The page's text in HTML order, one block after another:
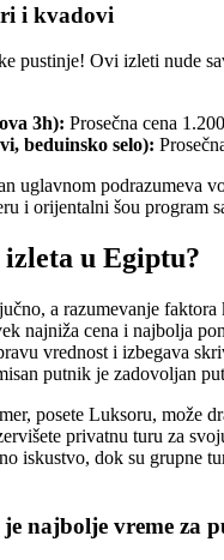
i kvadovi
pustinje! Ovi izleti nude
3h): Prosečna cena
beduinsko selo):
uglavnom podrazumeva
i orijentalni šou program
izleta u Egiptu?
a razumevanje
najniža cena i najbolja
vrednost i izbegava
putnik je zadovoljan
posete Luksoru, može
privatnu turu za
iskustvo, dok su grupne
najbolje vreme za